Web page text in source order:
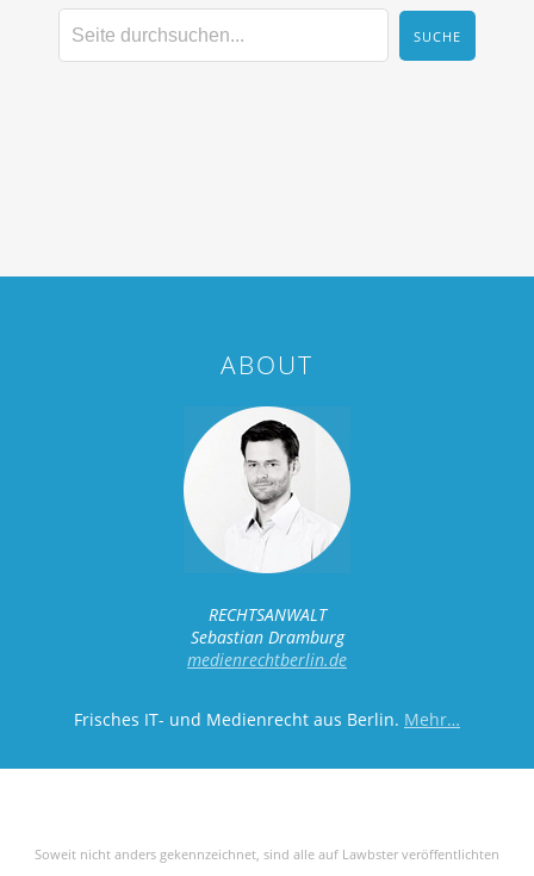
ABOUT
RECHTSANWALT
Sebastian Dramburg
medienrechtberlin.de
Frisches IT- und Medienrecht aus Berlin. Mehr…
Soweit nicht anders gekennzeichnet, sind alle auf Lawbster veröffentlichten